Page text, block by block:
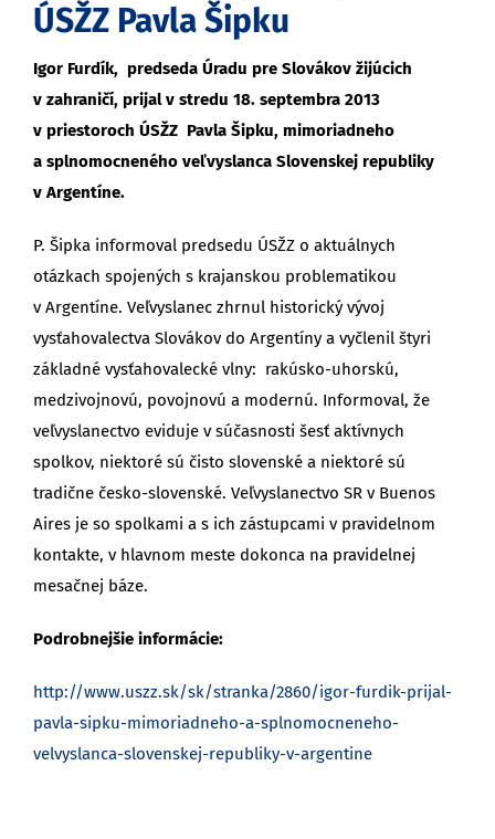
ÚSŽZ Pavla Šipku
Igor Furdík, predseda Úradu pre Slovákov žijúcich
v zahraničí, prijal v stredu 18. septembra 2013
v priestoroch ÚSŽZ Pavla Šipku, mimoriadneho
a splnomocneného veľvyslanca Slovenskej republiky
v Argentíne.
P. Šipka informoval predsedu ÚSŽZ o aktuálnych
otázkach spojených s krajanskou problematikou
v Argentíne. Veľvyslanec zhrnul historický vývoj
vysťahovalectva Slovákov do Argentíny a vyčlenil štyri
základné vysťahovalecké vlny: rakúsko-uhorskú,
medzivojnovú, povojnovú a modernú. Informoval, že
veľvyslanectvo eviduje v súčasnosti šesť aktívnych
spolkov, niektoré sú čisto slovenské a niektoré sú
tradične česko-slovenské. Veľvyslanectvo SR v Buenos
Aires je so spolkami a s ich zástupcami v pravidelnom
kontakte, v hlavnom meste dokonca na pravidelnej
mesačnej báze.
Podrobnejšie informácie:
http://www.uszz.sk/sk/stranka/2860/igor-furdik-prijal-
pavla-sipku-mimoriadneho-a-splnomocneneho-
velvyslanca-slovenskej-republiky-v-argentine